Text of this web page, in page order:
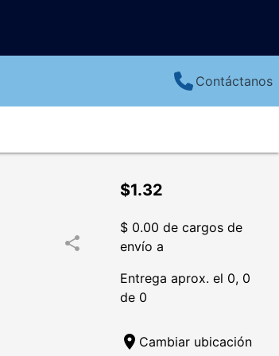
Contáctanos
share
$1.32
$ 0.00 de cargos de
envío a
Entrega aprox. el 0, 0
de 0
location_on Cambiar ubicación